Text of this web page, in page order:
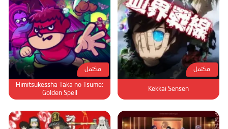
مكتمل
Kekkai Sensen
مكتمل
Himitsukessha Taka no Tsume:
Golden Spell